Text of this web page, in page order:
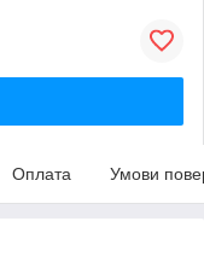
Оплата Умови